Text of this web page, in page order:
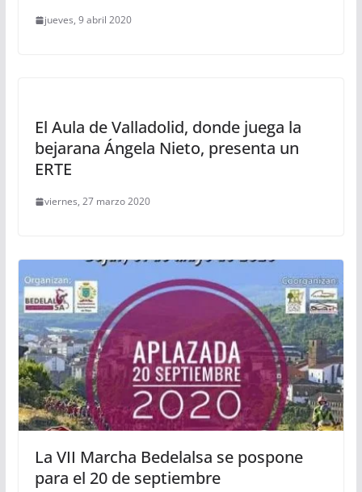
jueves, 9 abril 2020
El Aula de Valladolid, donde juega la
bejarana Ángela Nieto, presenta un
ERTE
viernes, 27 marzo 2020
La VII Marcha Bedelalsa se pospone
para el 20 de septiembre